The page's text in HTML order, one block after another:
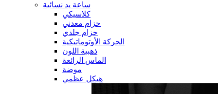
ساعة يد نسائية
كلاسيكي
حزام معدني
حزام جلدي
الحركة الأوتوماتيكية
ذهبية اللون
الماس الرائعة
موضة
هيكل عظمي